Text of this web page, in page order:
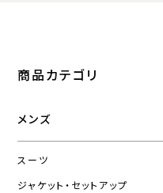
商品カテゴリ
メンズ
スーツ
ジャケット・セットアップ